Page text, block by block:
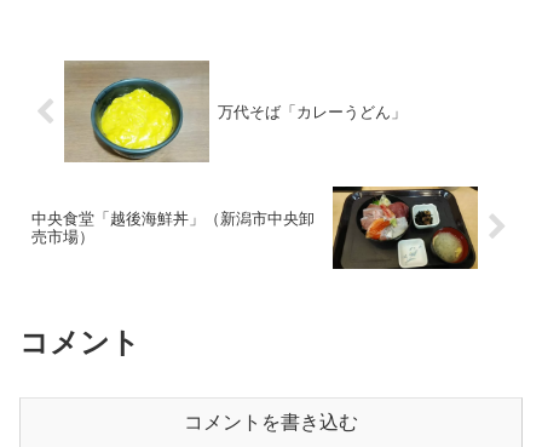
万代そば「カレーうどん」
中央食堂「越後海鮮丼」（新潟市中央卸
売市場）
コメント
コメントを書き込む